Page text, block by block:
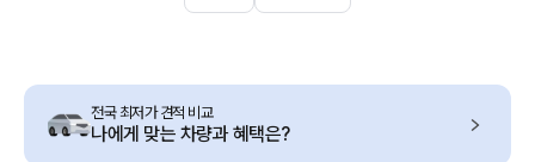
전국 최저가 견적 비교
나에게 맞는 차량과 혜택은?